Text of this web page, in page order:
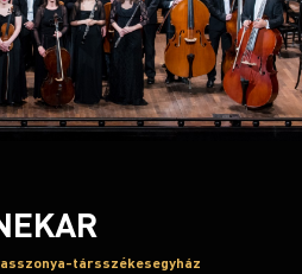
társszékesegyház